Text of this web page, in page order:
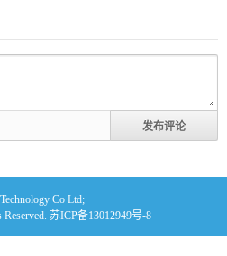
Co Ltd;
Reserved. 苏ICP备13012949号-8